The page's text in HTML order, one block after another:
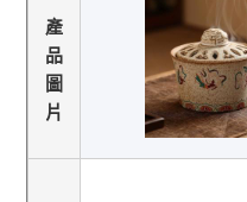
產
品
圖
片